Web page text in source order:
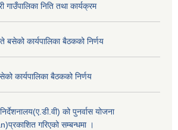
निति तथा कार्यक्रम
कार्यपालिका बैठकको निर्णय
कार्यपालिका बैठकको निर्णय
को पुनर्वास योजना
गरिएको सम्बन्धमा ।